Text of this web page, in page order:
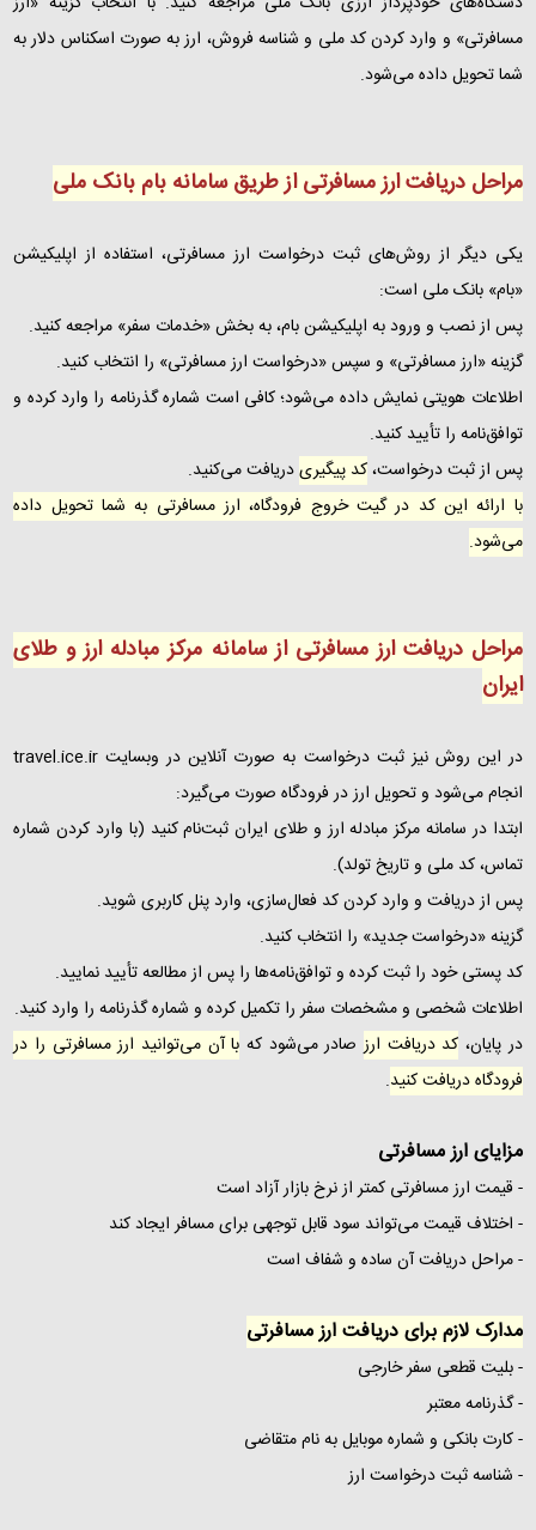
مسافرتی» و وارد کردن کد ملی و شناسه فروش، ارز به‌ صورت اسکناس دلار به
شما تحویل داده می‌شود.
مراحل دریافت ارز مسافرتی از طریق سامانه بام بانک ملی
یکی دیگر از روش‌های ثبت درخواست ارز مسافرتی، استفاده از اپلیکیشن
«بام» بانک ملی است:
پس از نصب و ورود به اپلیکیشن بام، به بخش «خدمات سفر» مراجعه کنید.
گزینه «ارز مسافرتی» و سپس «درخواست ارز مسافرتی» را انتخاب کنید.
اطلاعات هویتی نمایش داده می‌شود؛ کافی است شماره گذرنامه را وارد کرده و
توافق‌نامه را تأیید کنید.
پس از ثبت درخواست،کد پیگیریدریافت می‌کنید.
با ارائه این کد در گیت خروج فرودگاه، ارز مسافرتی به شما تحویل داده
می‌شود.
مراحل دریافت ارز مسافرتی از سامانه مرکز مبادله ارز و طلای
ایران
در این روش نیز ثبت درخواست به‌ صورت آنلاین در وبسایت travel.ice.ir
انجام می‌شود و تحویل ارز در فرودگاه صورت می‌گیرد:
ابتدا در سامانه مرکز مبادله ارز و طلای ایران ثبت‌نام کنید (با وارد کردن شماره
تماس، کد ملی و تاریخ تولد).
پس از دریافت و وارد کردن کد فعال‌سازی، وارد پنل کاربری شوید.
گزینه «درخواست جدید» را انتخاب کنید.
کد پستی خود را ثبت کرده و توافق‌نامه‌ها را پس از مطالعه تأیید نمایید.
اطلاعات شخصی و مشخصات سفر را تکمیل کرده و شماره گذرنامه را وارد کنید.
در پایان، کد دریافت ارزصادر می‌شود که با آن می‌توانید ارز مسافرتی را در
فرودگاه دریافت کنید.
مزایای ارز مسافرتی
- قیمت ارز مسافرتی کمتر از نرخ بازار آزاد است
- اختلاف قیمت می‌تواند سود قابل‌ توجهی برای مسافر ایجاد کند
- مراحل دریافت آن ساده و شفاف است
مدارک لازم برای دریافت ارز مسافرتی
- بلیت قطعی سفر خارجی
- گذرنامه معتبر
- کارت بانکی و شماره موبایل به نام متقاضی
- شناسه ثبت درخواست ارز